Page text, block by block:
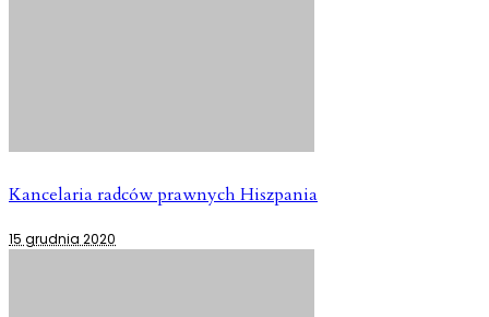
Kancelaria radców prawnych Hiszpania
15 grudnia 2020